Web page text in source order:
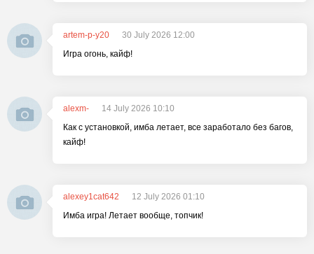
artem-p-y20
30 July 2026 12:00
Игра огонь, кайф!
alexm-
14 July 2026 10:10
Как с установкой, имба летает, все заработало без багов,
кайф!
alexey1cat642
12 July 2026 01:10
Имба игра! Летает вообще, топчик!